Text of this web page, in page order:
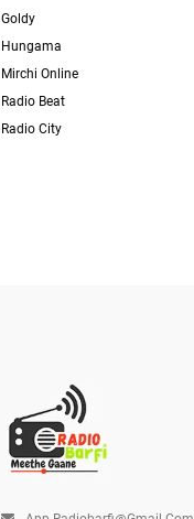
Goldy
Hungama
Mirchi Online
Radio Beat
Radio City